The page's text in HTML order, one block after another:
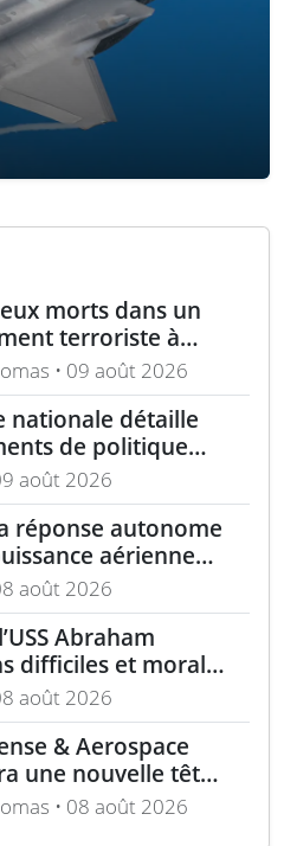
morts dans un
terroriste à
turque de
M270 et
• 09 août 2026
nationale détaille
de politique
incitation estivale »
août 2026
réponse autonome
aérienne
août 2026
Abraham
difficiles et moral
familles
août 2026
& Aerospace
une nouvelle tête
pour les missiles
• 08 août 2026